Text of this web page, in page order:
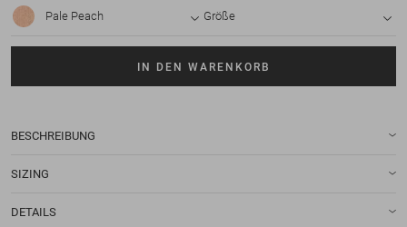
Pale Peach Größe
IN DEN WARENKORB
BESCHREIBUNG
SIZING
DETAILS